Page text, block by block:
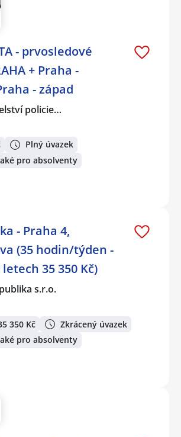
- prvosledové
+ Praha -
- západ
policie…
Plný úvazek
pro absolventy
- Praha 4,
(35 hodin/týden -
35 350 Kč)
s.r.o.
350 Kč
Zkrácený úvazek
pro absolventy